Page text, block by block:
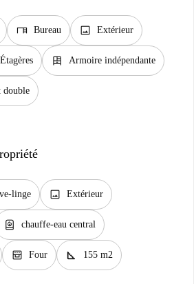
desk Bureau image Extérieur
Étagères dresser Armoire indépendante
linge image Extérieur
water_heater chauffe-eau central
oven_gen Four square_foot 155 m2